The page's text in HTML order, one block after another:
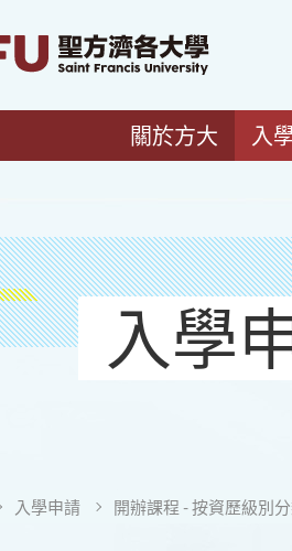
關於方大 入
入學
入學申請 開辦課程 - 按資歷級別